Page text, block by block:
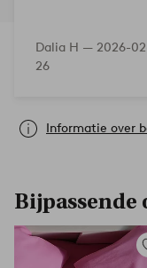
Dalia H — 2026-
26
Informatie over
Bijpassende